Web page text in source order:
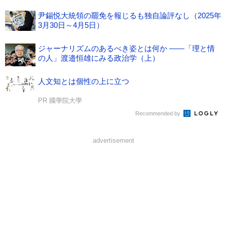
尹錫悦大統領の罷免を報じるも独自論評なし（2025年
3月30日～4月5日）
ジャーナリズムのあるべき姿とは何か ――「理と情
の人」渡邉恒雄にみる政治学（上）
人文知とは個性の上に立つ
PR 國學院大學
Recommended by
advertisement